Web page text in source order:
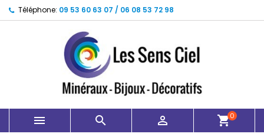
Téléphone: 09 53 60 63 07 / 06 08 53 72 98
   shopping_cart0